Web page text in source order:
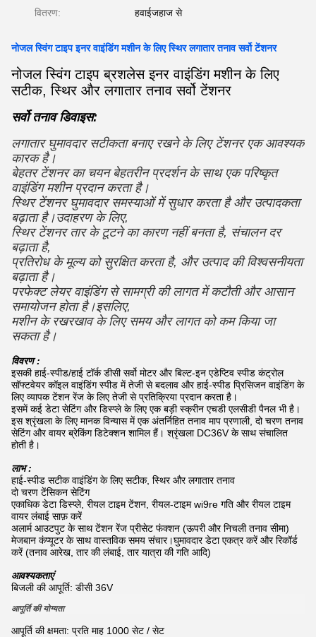
वितरण: हवाईजहाज से
नोजल स्विंग टाइप इनर वाइंडिंग मशीन के लिए स्थिर लगातार तनाव सर्वो टेंशनर
नोजल स्विंग टाइप ब्रशलेस इनर वाइंडिंग मशीन के लिए
सटीक, स्थिर और लगातार तनाव सर्वो टेंशनर
सर्वो तनाव डिवाइस:
लगातार घुमावदार सटीकता बनाए रखने के लिए टेंशनर एक आवश्यक
कारक है।
बेहतर टेंशनर का चयन बेहतरीन प्रदर्शन के साथ एक परिष्कृत
वाइंडिंग मशीन प्रदान करता है।
स्थिर टेंशनर घुमावदार समस्याओं में सुधार करता है और उत्पादकता
बढ़ाता है।उदाहरण के लिए,
स्थिर टेंशनर तार के टूटने का कारण नहीं बनता है, संचालन दर
बढ़ाता है,
प्रतिरोध के मूल्य को सुरक्षित करता है, और उत्पाद की विश्वसनीयता
बढ़ाता है।
परफेक्ट लेयर वाइंडिंग से सामग्री की लागत में कटौती और आसान
समायोजन होता है।इसलिए,
मशीन के रखरखाव के लिए समय और लागत को कम किया जा
सकता है।
विवरण :
इसकी हाई-स्पीड/हाई टॉर्क डीसी सर्वो मोटर और बिल्ट-इन एडेप्टिव स्पीड कंट्रोल
सॉफ्टवेयर कॉइल वाइंडिंग स्पीड में तेजी से बदलाव और हाई-स्पीड प्रिसिजन वाइंडिंग के
लिए व्यापक टेंशन रेंज के लिए तेजी से प्रतिक्रिया प्रदान करता है।
इसमें कई डेटा सेटिंग और डिस्प्ले के लिए एक बड़ी स्क्रीन एचडी एलसीडी पैनल भी है।
इस श्रृंखला के लिए मानक विन्यास में एक अंतर्निहित तनाव माप प्रणाली, दो चरण तनाव
सेटिंग और वायर ब्रेकिंग डिटेक्शन शामिल हैं। श्रृंखला DC36V के साथ संचालित
होती है।
लाभ :
हाई-स्पीड सटीक वाइंडिंग के लिए सटीक, स्थिर और लगातार तनाव
दो चरण टेंसिकन सेटिंग
एकाधिक डेटा डिस्प्ले, रीयल टाइम टेंशन, रीयल-टाइम wi9re गति और रीयल टाइम
वायर लंबाई साफ़ करें
अलार्म आउटपुट के साथ टेंशन रेंज प्रीसेट फंक्शन (ऊपरी और निचली तनाव सीमा)
मेजबान कंप्यूटर के साथ वास्तविक समय संचार।घुमावदार डेटा एकत्र करें और रिकॉर्ड
करें (तनाव आरेख, तार की लंबाई, तार यात्रा की गति आदि)
आवश्यकताएं
बिजली की आपूर्ति: डीसी 36V
आपूर्ति की योग्यता
आपूर्ति की क्षमता: प्रति माह 1000 सेट / सेट